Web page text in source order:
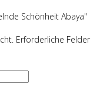
Schönheit Abaya"
Erforderliche Felder